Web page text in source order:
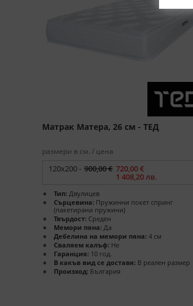
Матрак Матера, 26 см - ТЕД
размери в см. / цена
120x200 - 900,00 € 720,00 €
1 408,20 лв.
Тип: Двулицев
Сърцевина: Пружинни покет спринг
(пакетирани пружини)
Твърдост: Среден
Мемори пяна: Да
Дебелина на мемори пяна: 4 см
Сваляем калъф: Не
Гаранция: 10 год.
В какъв вид се доставя: В реален размер
Произход: България